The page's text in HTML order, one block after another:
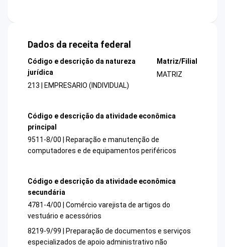
Dados da receita federal
Código e descrição da natureza
jurídica
213 | EMPRESARIO (INDIVIDUAL)
Matriz/Filial
MATRIZ
Código e descrição da atividade econômica
principal
9511-8/00 | Reparação e manutenção de
computadores e de equipamentos periféricos
Código e descrição da atividade econômica
secundária
4781-4/00 | Comércio varejista de artigos do
vestuário e acessórios
8219-9/99 | Preparação de documentos e serviços
especializados de apoio administrativo não